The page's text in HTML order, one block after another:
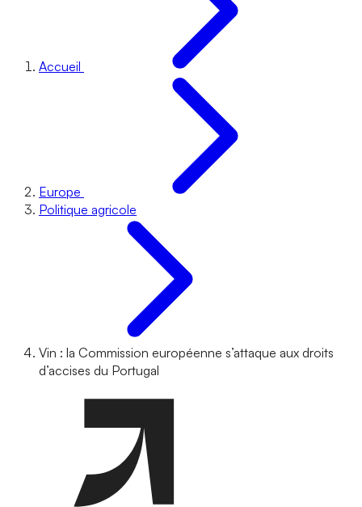
Accueil
Europe
Politique agricole
Vin : la Commission européenne s’attaque aux droits
d’accises du Portugal